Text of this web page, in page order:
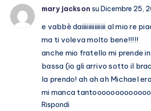
mary jackson su Dicembre 25,
e vabbè daiiiiiiiiiiiiiii al mio re
ma ti voleva molto bene!!!!!
anche mio fratello mi prende
bassa (io gli arrivo sotto il
la prendo! ah ah ah Michael
mi manca
Rispondi